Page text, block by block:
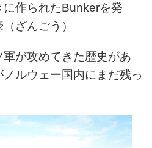
作られたBunkerを発
ざんごう）
軍が攻めてきた歴史があ
ルウェー国内にまだ残っ